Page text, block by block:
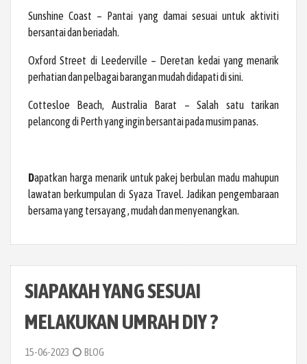
Sunshine Coast – Pantai yang damai sesuai untuk aktiviti
bersantai dan beriadah.
Oxford Street di Leederville – Deretan kedai yang menarik
perhatian dan pelbagai barangan mudah didapati di sini.
Cottesloe Beach, Australia Barat – Salah satu tarikan
pelancong di Perth yang ingin bersantai pada musim panas.
Dapatkan harga menarik untuk pakej berbulan madu mahupun
lawatan berkumpulan di Syaza Travel. Jadikan pengembaraan
bersama yang tersayang , mudah dan menyenangkan.
SIAPAKAH YANG SESUAI
MELAKUKAN UMRAH DIY ?
15-06-2023 BLOG